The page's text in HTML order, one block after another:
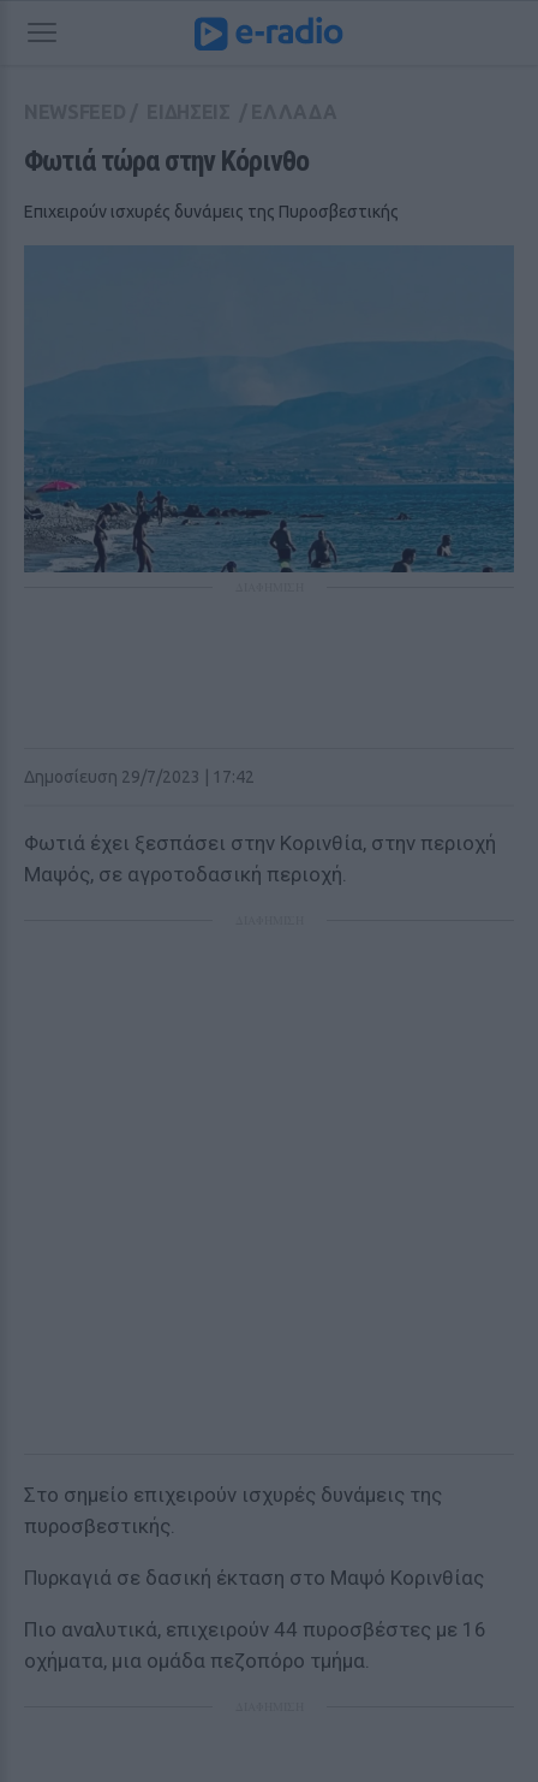
Φωτιά τώρα στην Κόρινθο
Επιχειρούν ισχυρές δυνάμεις της Πυροσβεστικής
Δημοσίευση 29/7/2023 | 17:42
Φωτιά έχει ξεσπάσει στην Κορινθία, στην περιοχή
Μαψός, σε αγροτοδασική περιοχή.
Στο σημείο επιχειρούν ισχυρές δυνάμεις της
πυροσβεστικής.
Πυρκαγιά σε δασική έκταση στο Μαψό Κορινθίας
Πιο αναλυτικά, επιχειρούν 44 πυροσβέστες με 16
οχήματα, μια ομάδα πεζοπόρο τμήμα.